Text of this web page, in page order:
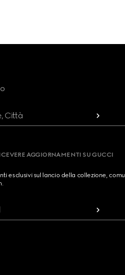
Città
AGGIORNAMENTI SU GUCCI
esclusivi sul lancio della collezione,